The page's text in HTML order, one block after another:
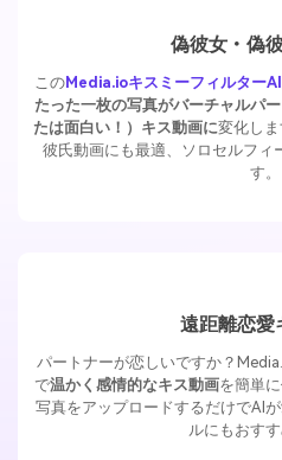
偽彼女・偽
このMedia.ioキスミーフィルター
たった一枚の写真がバーチャルパ
たは面白い！）キス動画に変化し
彼氏動画にも最適、ソロセルフィ
す。
遠距離恋愛
パートナーが恋しいですか？
で温かく感情的なキス動画を簡単
写真をアップロードするだけでAI
ルにもおすす